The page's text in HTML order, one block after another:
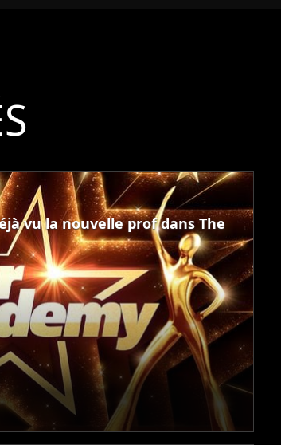
vu la nouvelle prof dans The